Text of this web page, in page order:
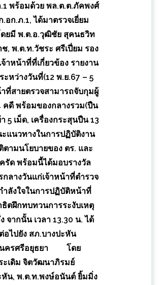
พร้อมด้วย พล.ต.ต.ภัคพงศ์
อก.ภ.1, ได้มาตรวจเยี่ยม
ยมี พ.ต.อ.วุฒิชัย สุคนธวิท
, พ.ต.ท.วัชระ ศรีเปี่ยม รอง
าหน้าที่ที่เกี่ยวข้อง รายงาน
ะหว่างวันที่(12 พ.ย.67 – 5
าที่สายตรวจสามารถจับกุมผู้
คดี พร้อมของกลางรวม(ปืน
5 เม็ด, เครื่องกระสุนปืน 13
แนวทางในการปฏิบัติงาน
ามนโยบายของ ตร. และ
รัด พร้อมนี้ได้มอบรางวัล
กลางวันแก่เจ้าหน้าที่ตำรวจ
ำลังใจในการปฏิบัติหน้าที่
ตฝึกทบทวนการระงับเหตุ
ากนั้น เวลา 13.30 น. ได้
อไปยัง สภ.บางปะหัน
นครศรีอยุธยา โดย
ะเดิม จิตวัฒนาภิรมย์
หัน, พ.ต.ท.พงษ์อนันต์ ยิ้มมิ่ง